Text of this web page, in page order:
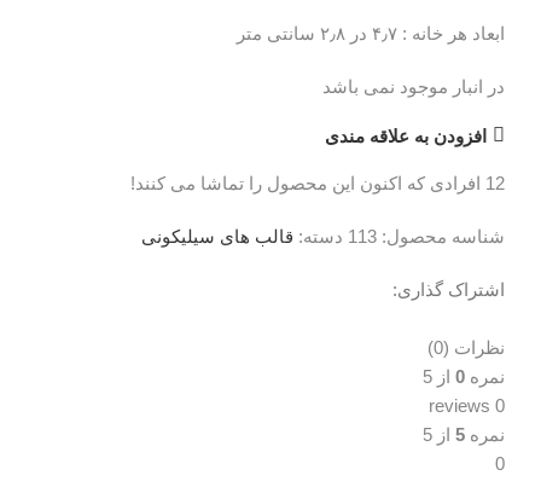
ابعاد هر خانه : ۴٫۷ در ۲٫۸ سانتی متر
در انبار موجود نمی باشد
افزودن به علاقه مندی
12 افرادی که اکنون این محصول را تماشا می کنند!
شناسه محصول: 113 دسته: قالب های سیلیکونی
اشتراک گذاری:
نظرات (0)
نمره 0 از 5
0 reviews
نمره 5 از 5
0